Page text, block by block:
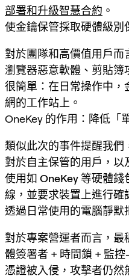
部署和升級智慧合約 。
使金鑰保管採取硬體級別
對於團隊和高價值用戶
瀏覽器惡意軟體、剪貼
很簡單： 在日常操作中，
網的工作站上 。
OneKey 的作用：降低「
類似此次的事件提醒我們
對於自主保管的用戶，以
使用如 OneKey 等硬體錢
線，並要求裝置上進行
透過日常使用的電腦靜默
對於專案營運者而言，最
體簽署者 + 時間鎖 + 監控
憑證被入侵，攻擊者仍